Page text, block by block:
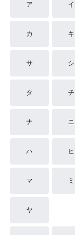
ア イ
カ キ
サ シ
タ チ
ナ ニ
ハ ヒ
マ ミ
ヤ